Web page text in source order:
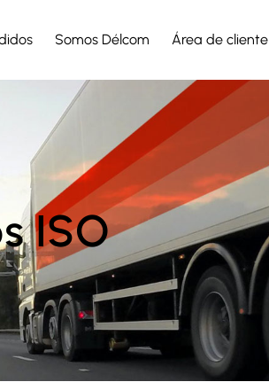
Somos Délcom Área de cliente
ISO